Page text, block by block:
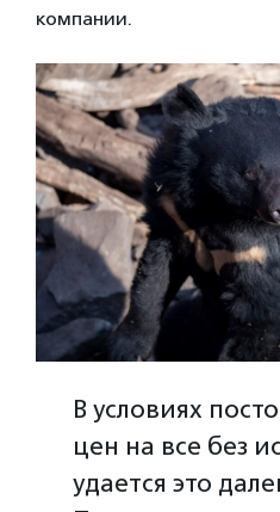
компании.
В условиях
цен на все без
удается это